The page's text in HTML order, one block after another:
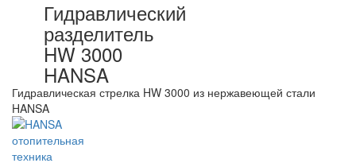
Гидравлический
разделитель
HW 3000
HANSA
Гидравлическая стрелка HW 3000 из нержавеющей стали
HANSA